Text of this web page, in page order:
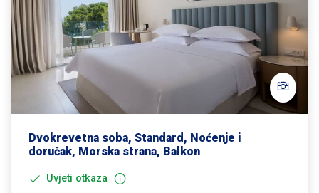
Dvokrevetna soba, Standard, Noćenje i
doručak, Morska strana, Balkon
Uvjeti otkaza